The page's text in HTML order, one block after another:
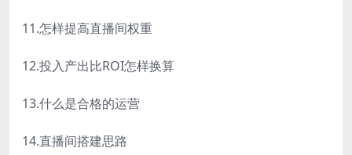
11.怎样提高直播间权重
12.投入产出比ROI怎样换算
13.什么是合格的运营
14.直播间搭建思路